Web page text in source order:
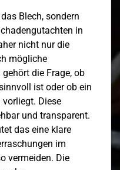
Blech, sondern
in
nicht nur die
mögliche
die Frage, ob
ist oder ob ein
Diese
und transparent.
das eine klare
im
vermeiden. Die